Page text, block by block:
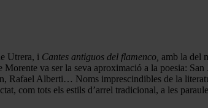
Utrera, i Cantes antiguos del flamenco, amb la del
va ser la seva aproximació a la poesia:
Alberti… Noms imprescindibles de la
com tots els estils d’arrel tradicional, a les